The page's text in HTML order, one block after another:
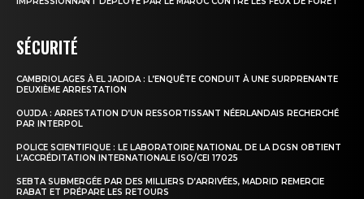
SÉCURITÉ
CAMBRIOLAGES À EL JADIDA : L’ENQUÊTE CONDUIT À UNE SURPRENANTE
DEUXIÈME ARRESTATION
OUJDA : ARRESTATION D’UN RESSORTISSANT NÉERLANDAIS RECHERCHÉ
PAR INTERPOL
POLICE SCIENTIFIQUE : LE LABORATOIRE NATIONAL DE LA DGSN OBTIENT
L’ACCRÉDITATION INTERNATIONALE ISO/CEI 17025
SEBTA SUBMERGÉE PAR DES MILLIERS D’ARRIVÉES, MADRID REMERCIE
RABAT ET PRÉPARE LES RETOURS